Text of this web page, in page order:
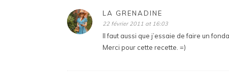
LA GRENADINE
22 février 2011 at 16:03
Il faut aussi que j’essaie de faire un
Merci pour cette recette. =)